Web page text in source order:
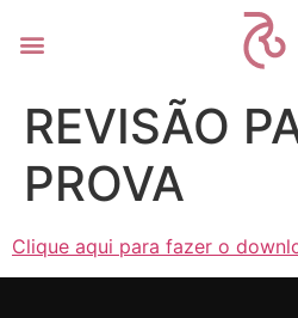
REVISÃO
PROVA
Clique aqui para fazer o